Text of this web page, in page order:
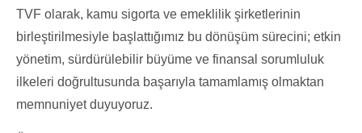
TVF olarak, kamu sigorta ve emeklilik şirketlerinin
birleştirilmesiyle başlattığımız bu dönüşüm sürecini; etkin
yönetim, sürdürülebilir büyüme ve finansal sorumluluk
ilkeleri doğrultusunda başarıyla tamamlamış olmaktan
memnuniyet duyuyoruz.